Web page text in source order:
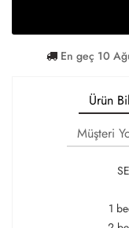
En geç 10
Ürün
Müşteri
1